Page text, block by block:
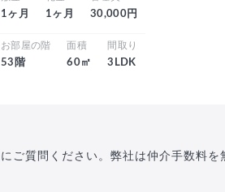
1ヶ月 1ヶ月 30,000円
お部屋の階
53階
面積
60㎡
間取り
3LDK
ご質問ください。弊社は仲介手数料